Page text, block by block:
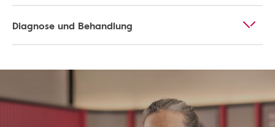
Diagnose und Behandlung